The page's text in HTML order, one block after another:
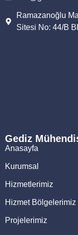
Ramazanoğlu
Sitesi No: 44/B
Gediz
Anasayfa
Kurumsal
Hizmetlerimiz
Hizmet Bölgelerimiz
Projelerimiz